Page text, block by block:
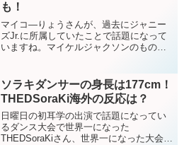
も！
マイコ―りょうさんが、過去にジャニー
ズJr.に所属していたことで話題になって
いますね。マイケルジャクソンのものま
ーズ時代の同期は？テレビに出てるの？
など、気になりました...
ソラキダンサーの身長は177cm！
THEDSoraKi海外の反応は？
日曜日の初耳学の出演で話題になってい
るダンス大会で世界一になった
THEDSoraKiさん、世界一になった大会